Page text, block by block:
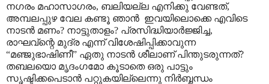
നഗരം മഹാസാഗരം, ബലിയല്ല എനിക്കു വേണ്ടത്,
അമ്പലപ്പുഴ വേല കണ്ടൂ ഞാൻ ഇവയിലൊക്കെ എവിടെ
നാടൻ മണം? നാട്ടുതാളം? പ്രസിദ്ധിയാർജ്ജിച്ച,
രാഘവ്ന്റെ മുദ്ര എന്ന് വിശേഷിപ്പിക്കാവുന്ന
“മഞ്ജുഭാഷിണീ” ഏതു നാടൻ ശീലാണ് പിന്തുടരുന്നത്?
തബലയൊ മൃദംഗമോ കൂടാതെ ഒരു പാട്ടും
സൃഷ്ടിക്കപെടാൻ പറ്റുകയില്ലെന്നു നിർബ്ബന്ധം